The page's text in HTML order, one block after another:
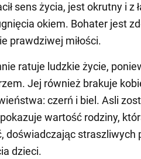
sens życia, jest okrutny i z
okiem. Bohater jest
prawdziwej miłości.
ratuje ludzkie życie,
Jej również brakuje
czerń i biel. Asli
wartość rodziny,
doświadczając straszliwych
dzieci.